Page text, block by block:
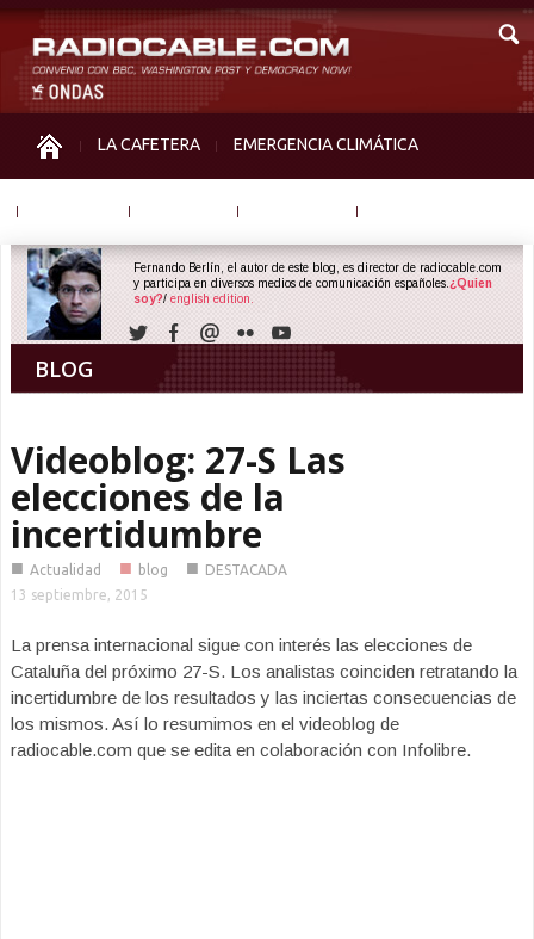
LA CAFETERA EMERGENCIA CLIMÁTICA
BLOG
Fernando Berlín, el autor de este blog, es director de radiocable.com
y participa en diversos medios de comunicación españoles. ¿Quien
soy?/ english edition.
Videoblog: 27-S Las
elecciones de la
incertidumbre
■ Actualidad ■ blog ■ DESTACADA
13 septiembre, 2015
La prensa internacional sigue con interés las elecciones de
Cataluña del próximo 27-S. Los analistas coinciden retratando la
incertidumbre de los resultados y las inciertas consecuencias de
los mismos. Así lo resumimos en el videoblog de
radiocable.com que se edita en colaboración con Infolibre.